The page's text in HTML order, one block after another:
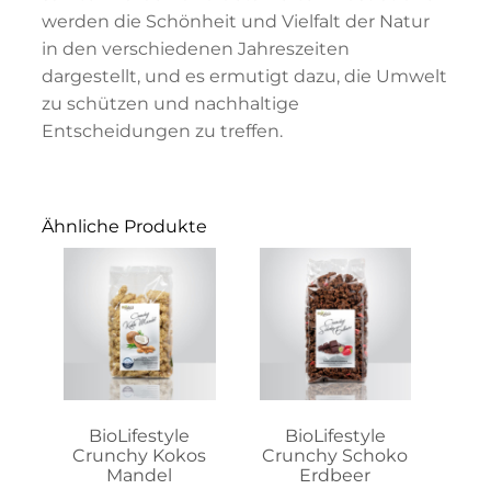
werden die Schönheit und Vielfalt der Natur
in den verschiedenen Jahreszeiten
dargestellt, und es ermutigt dazu, die Umwelt
zu schützen und nachhaltige
Entscheidungen zu treffen.
Ähnliche Produkte
BioLifestyle
Crunchy Kokos
Mandel
mehrere
Varianten
Optionen
auf
der
Produktseite
BioLifestyle
Crunchy Schoko
Erdbeer
Produkt
weist
mehrere
Varianten
Optionen
der
Produktseite